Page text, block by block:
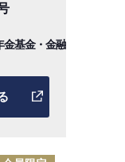
金基金・金融